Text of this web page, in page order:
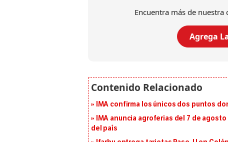
Encuentra más de
Agrega
IMA confirma los únicos dos puntos
IMA anuncia agroferias del 7 de
del país